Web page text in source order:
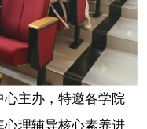
主办，特邀各学院
理辅导核心素养进